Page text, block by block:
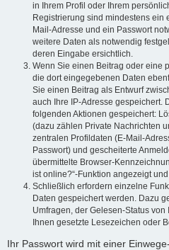
in Ihrem Profil oder Ihrem
Registrierung sind mindestens ein
Mail-Adresse und ein Passwort
weitere Daten als notwendig
deren Eingabe ersichtlich.
Wenn Sie einen Beitrag oder eine
die dort eingegebenen Daten
Sie einen Beitrag als Entwurf
auch Ihre IP-Adresse gespeichert.
folgenden Aktionen gespeichert:
(dazu zählen Private Nachrichten
zentralen Profildaten (E-Mail-
Passwort) und gescheiterte
übermittelte Browser-
ist online?“-Funktion angezeigt
Schließlich erfordern einzelne
Daten gespeichert werden. Dazu
Umfragen, der Gelesen-Status
Ihnen gesetzte Lesezeichen oder
Ihr Passwort wird mit einer